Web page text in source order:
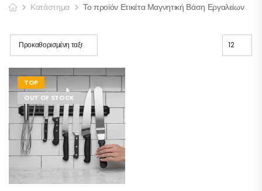
Κατάστημα Το προϊόν Ετικέτα Μαγνητική Βάση Εργαλείων
TOP
OUT OF STOCK